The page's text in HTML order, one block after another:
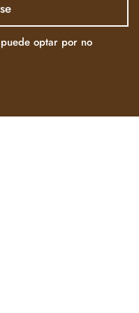
optar por no